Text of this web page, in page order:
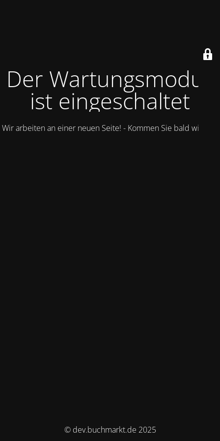
Der Wartungsmodus
ist eingeschaltet
Wir arbeiten an einer neuen Seite! - Kommen Sie bald wieder.
© dev.buchmarkt.de 2025